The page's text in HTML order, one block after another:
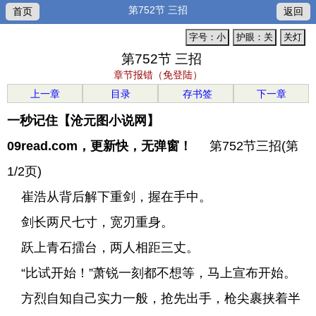
首页 第752节 三招 返回
关灯
护眼：关
字号：小
第752节 三招
章节报错（免登陆）
上一章
目录 存书签 下一章
一秒记住【沧元图小说网】
09read.com，更新快，无弹窗！
第752节三招(第
1/2页)
崔浩从背后解下重剑，握在手中。
剑长两尺七寸，宽刃重身。
跃上青石擂台，两人相距三丈。
“比试开始！”萧锐一刻都不想等，马上宣布开始。
方烈自知自己实力一般，抢先出手，枪尖裹挟着半